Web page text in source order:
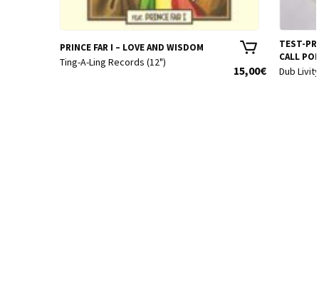
PRINCE FAR I – LOVE AND WISDOM
15,00€
Ting-A-Ling Records (12")
TEST-
CALL
Dub